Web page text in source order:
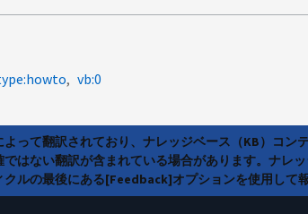
vb:0
って翻訳されており、ナレッジベース（KB）コ
はない翻訳が含まれている場合があります。ナレ
ルの最後にある[Feedback]オプションを使用して報